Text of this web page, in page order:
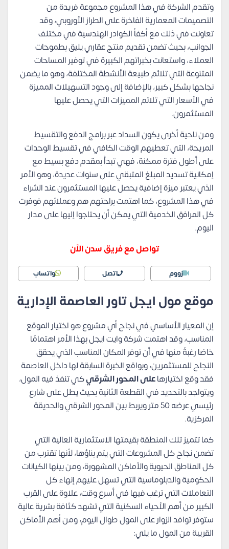
وتقدم الشركة في هذا المشروع مجموعة فريدة من
التصميمات المعمارية الفاخرة على الطراز الأوروبي، وقد
تعاونت في ذلك مع أكفأ الكوادر الهندسية في مختلف
الجوانب، بحيث تضمن تقديم منتج عقاري يليق بطموحات
العملاء، واستعانت بخبراتهم الكبيرة في توفير المساحات
المتنوعة التي تلائم طبيعة الأنشطة المختلفة، وهو ما يضمن
نجاحها بشكل كبير، بالإضافة إلى وجود التسهيلات المميزة
في الأسعار التي تلائم المميزات التي يحصل عليها
المستثمرون.
ومن ناحية أخرى يكون السداد عبر برامج الدفع والتقسيط
المريحة، التي تعطيهم الوقت الكافي في تقسيط الوحدات
على أطول فترة ممكنة، فهي تبدأ بمقدم دفع بسيط مع
إمكانية تسديد المبلغ المتبقي على سنوات عديدة، وهو الأمر
الذي يعتبر ميزة إضافية يحصل عليها المستثمرون عند الشراء
في هذا المشروع، كما اهتمت براحتهم هم وعملائهم فوفرت
كل المرافق الخدمية التي يمكن أن يحتاجوا إليها على مدار
اليوم.
تواصل مع فريق سدن الآن
زووم اتصل واتساب
موقع مول ايجل تاور العاصمة الإدارية
إن المعيار الأساسي في نجاح أي مشروع هو اختيار الموقع
المناسب، وقد اهتمت شركة وايت ايجل بهذا الأمر اهتمامًا
خاصًا رغبةً منها في أن توفر المكان المناسب الذي يحقق
النجاح للمستثمرين، وبواقع الخبرة السابقة لها داخل العاصمة
فقد وقع اختيارهاعلى المحور الشرقيكي تنفذ فيه المول،
ويتواجد بالتحديد في القطعة الثانية بحيث يطل على شارع
رئيسي عرضه 50 متر ويربط بين المحور الشرقي والحديقة
المركزية.
كما تتميز تلك المنطقة بقيمتها الاستثمارية العالية التي
تضمن نجاح كل المشروعات التي يتم بناؤها، لأنها تقترب من
كل المناطق الحيوية والأماكن المشهورة، ومن بينها الكيانات
الحكومية والدبلوماسية التي تسهل عليهم إنهاء كل
التعاملات التي ترغب فيها في أسرع وقت، علاوة على القرب
الكبير من أهم الأحياء السكنية التي تشهد كثافة بشرية عالية
ستوفر توافد الزوار على المول طوال اليوم، ومن أهم الأماكن
القريبة من المول ما يلي: